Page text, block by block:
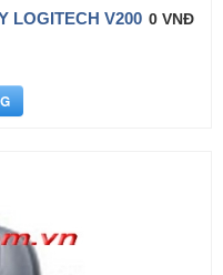
LOGITECH V200 0 VNĐ